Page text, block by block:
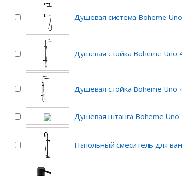
Душевая система Boheme
Душевая стойка Boheme Uno
Душевая стойка Boheme Uno
Душевая штанга Boheme Uno
Напольный смеситель для